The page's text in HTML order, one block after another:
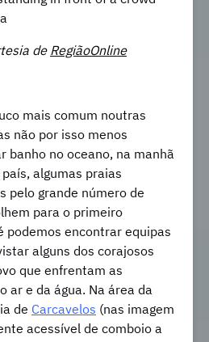
de RegiãoOnline
mais comum noutras
não por isso menos
banho no oceano, na manhã
algumas praias
pelo grande número de
para o primeiro
podemos encontrar equipas
alguns dos corajosos
que enfrentam as
ar e da água. Na área da
de Carcavelos (nas imagem
acessível de comboio a